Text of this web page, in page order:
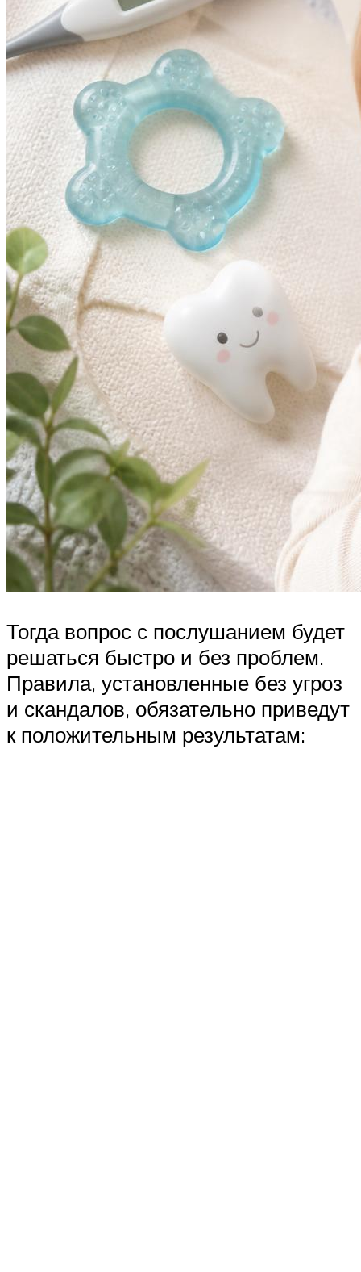
Тогда вопрос с послушанием будет
решаться быстро и без проблем.
Правила, установленные без угроз
и скандалов, обязательно приведут
к положительным результатам: